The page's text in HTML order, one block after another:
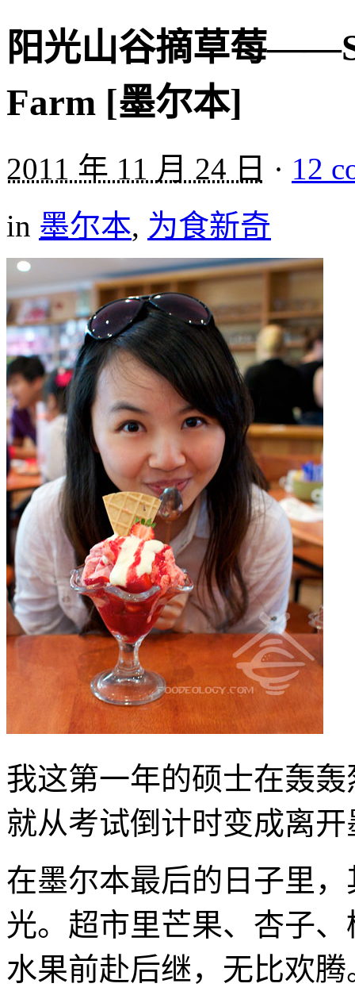
阳光山谷摘草莓
Farm [墨尔本]
2011 年 11 月 24 日 · 12
in 墨尔本, 为食新奇
我这第一年的硕士在轰
就从考试倒计时变成离
在墨尔本最后的日子里
光。超市里芒果、杏子
水果前赴后继，无比欢